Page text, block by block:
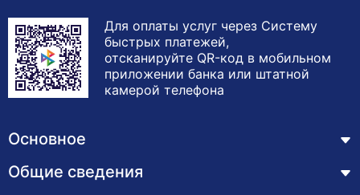
фармакокинетику и фармакодинамику.
Некоторые распространенные классы
противодиабетических препаратов включают
бигуаниды, сульфонилмочевины, меглитиниды,
тиазолидиндионы и ингибиторы
Для оплаты услуг через Систему
быстрых платежей,
отсканируйте QR-код в мобильном
приложении банка или штатной
камерой телефона
Основное
Курсы
Общие сведения